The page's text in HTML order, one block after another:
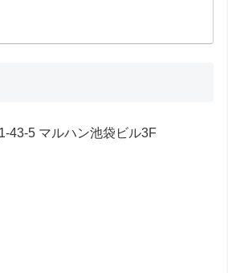
43-5 マルハン池袋ビル3F